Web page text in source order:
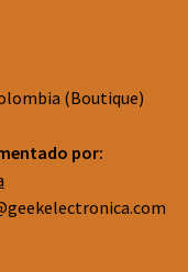
(Boutique)
por: